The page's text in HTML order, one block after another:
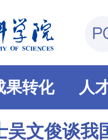
果转化 人
吴文俊谈我